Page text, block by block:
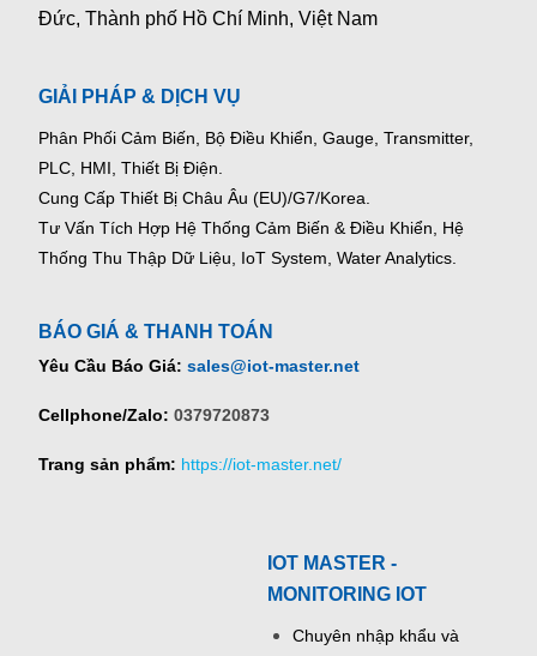
Đức, Thành phố Hồ Chí Minh, Việt Nam
GIẢI PHÁP & DỊCH VỤ
Phân Phối Cảm Biến, Bộ Điều Khiển, Gauge, Transmitter,
PLC, HMI, Thiết Bị Điện.
Cung Cấp Thiết Bị Châu Âu (EU)/G7/Korea.
Tư Vấn Tích Hợp Hệ Thống Cảm Biến & Điều Khiển, Hệ
Thống Thu Thập Dữ Liệu, IoT System, Water Analytics.
BÁO GIÁ & THANH TOÁN
Yêu Cầu Báo Giá: sales@iot-master.net
Cellphone/Zalo: 0379720873
Trang sản phẩm: https://iot-master.net/
IOT MASTER -
MONITORING IOT
Chuyên nhập khẩu và